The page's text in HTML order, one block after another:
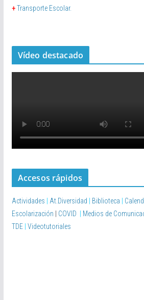
+Transporte Escolar.
Vídeo destacado
Accesos rápidos
Actividades At.Diversidad Biblioteca
Escolarización
COVID Medios de
TDE Videotutoriales